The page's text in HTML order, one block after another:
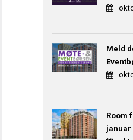
Meld
Room
januar